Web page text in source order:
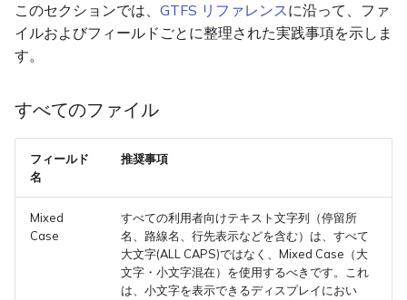
このセクションでは、 GTFS リファレンスに沿って、ファ
イルおよびフィールドごとに整理された実践事項を示しま
す。
すべてのファイル
フィールド
名
推奨事項
Mixed
Case
すべての利用者向けテキスト文字列（停留所
名、路線名、行先表示などを含む）は、すべて
大文字(ALL CAPS)ではなく、Mixed Case（大
文字・小文字混在）を使用するべきです。これ
は、小文字を表示できるディスプレイにおい